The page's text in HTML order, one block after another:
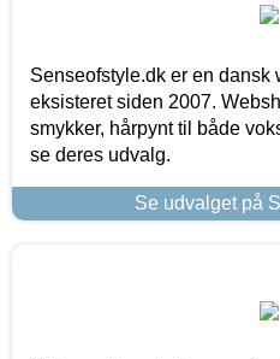
Senseofstyle.dk er en dansk
eksisteret siden 2007.
smykker, hårpynt til både
se deres udvalg.
Se udvalget på